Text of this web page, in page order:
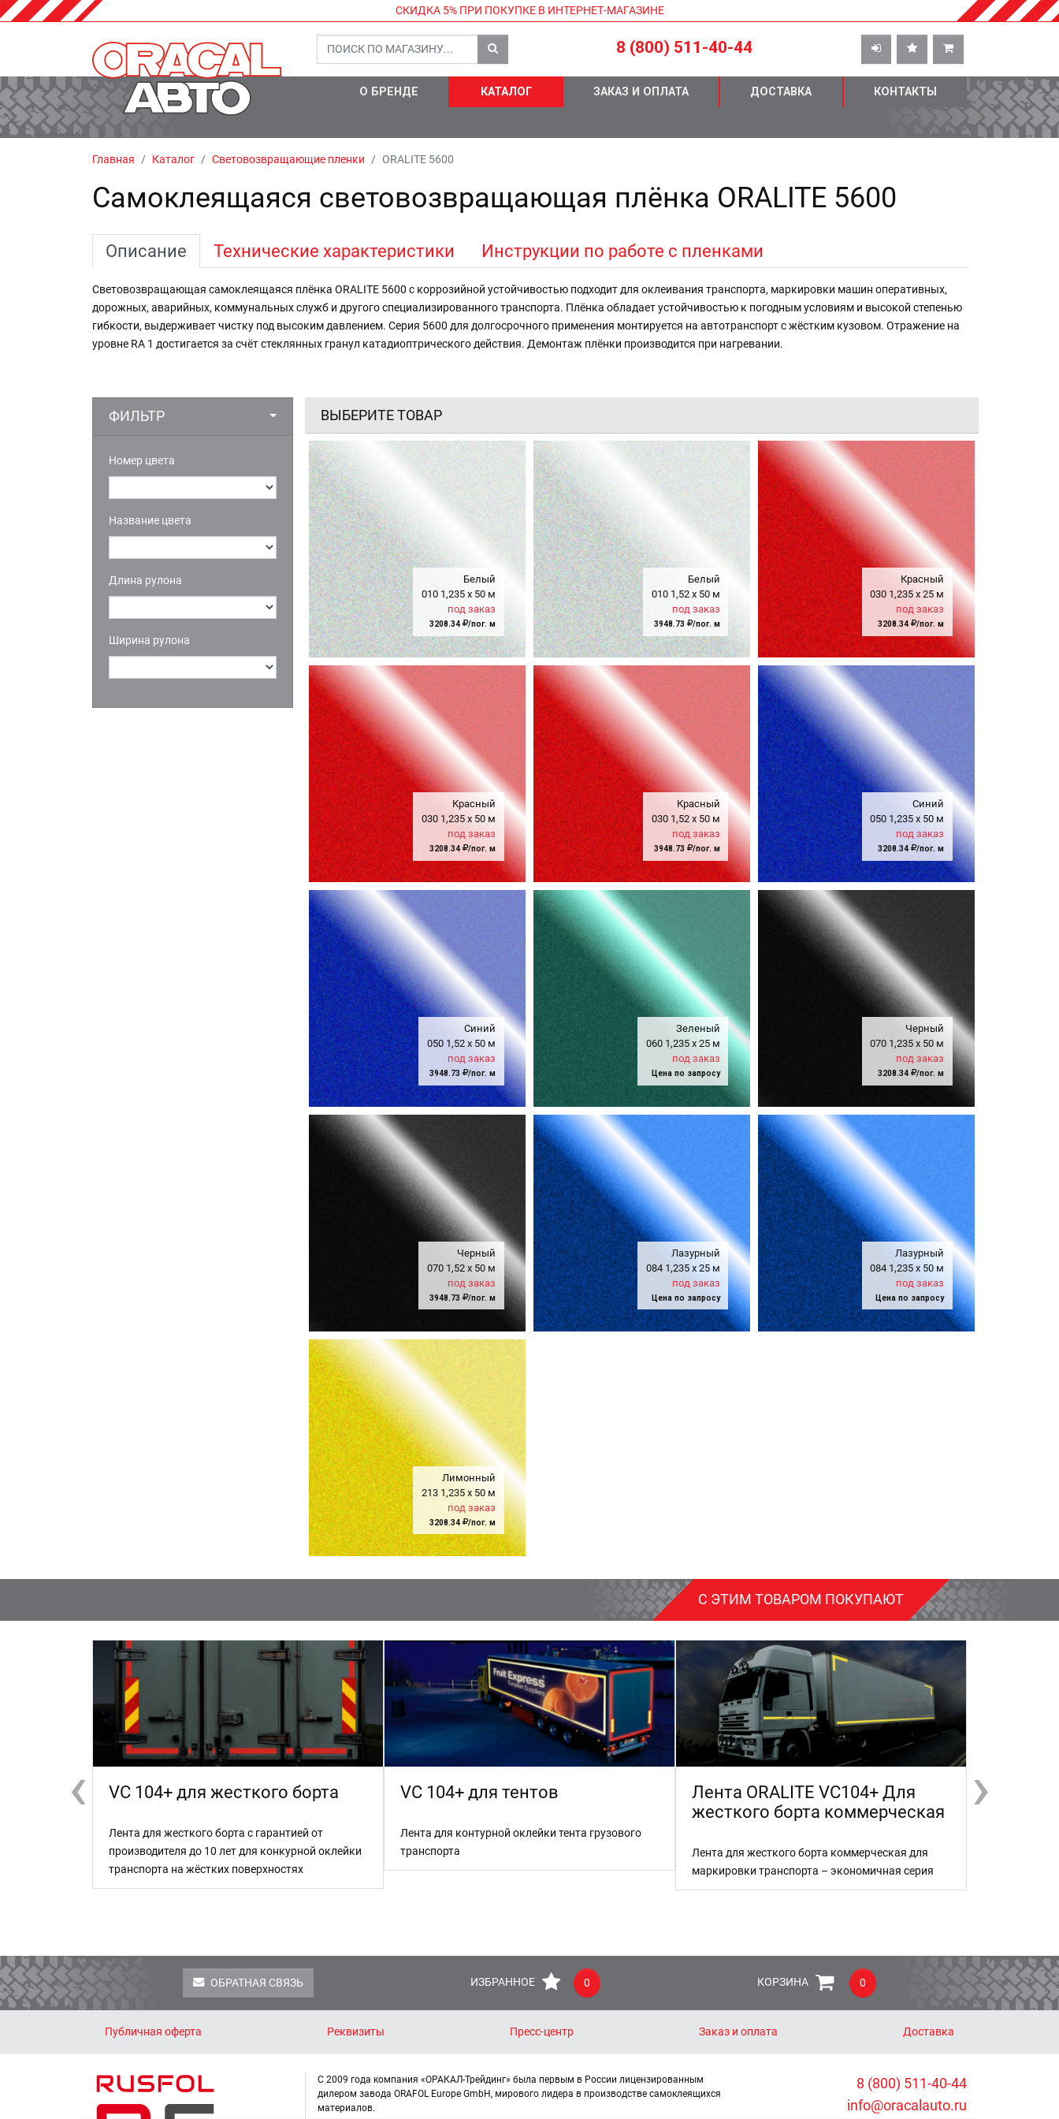
СКИДКА 5% ПРИ ПОКУПКЕ В ИНТЕРНЕТ-МАГАЗИНЕ
8 (800) 511-40-44
О БРЕНДЕ КАТАЛОГ ЗАКАЗ И ОПЛАТА ДОСТАВКА КОНТАКТЫ
Главная Каталог Световозвращающие пленки ORALITE 5600
Самоклеящаяся световозвращающая плёнка ORALITE 5600
Описание Технические характеристики Инструкции по работе с пленками
Световозвращающая самоклеящаяся плёнка ORALITE 5600 с коррозийной устойчивостью подходит для оклеивания транспорта, маркировки машин оперативных,
дорожных, аварийных, коммунальных служб и другого специализированного транспорта. Плёнка обладает устойчивостью к погодным условиям и высокой степенью
гибкости, выдерживает чистку под высоким давлением. Серия 5600 для долгосрочного применения монтируется на автотранспорт с жёстким кузовом. Отражение на
уровне RA 1 достигается за счёт стеклянных гранул катадиоптрического действия. Демонтаж плёнки производится при нагревании.
ФИЛЬТР
Номер цвета
Название цвета
Длина рулона
Ширина рулона
ВЫБЕРИТЕ ТОВАР
Белый
010 1,235x 50 м
под заказ
3208.34 /пог. м
Белый
010 1,52x 50 м
под заказ
3948.73 /пог. м
Красный
030 1,235 x25 м
под заказ
3208.34 /пог. м
Красный
030 1,235x 50 м
под заказ
3208.34 /пог. м
Красный
030 1,52x 50 м
под заказ
3948.73 /пог. м
Синий
050 1,235 x 50 м
под заказ
3208.34 /пог. м
Синий
050 1,52x 50 м
под заказ
3948.73 /пог. м
Зеленый
060 1,235x 25 м
под заказ
Цена по запросу
Черный
070 1,235 x 50 м
под заказ
3208.34 /пог. м
Черный
070 1,52x 50 м
под заказ
3948.73 /пог. м
Лазурный
084 1,235x 25 м
под заказ
Цена по запросу
Лазурный
084 1,235 x 50 м
под заказ
Цена по запросу
Лимонный
213 1,235x 50 м
под заказ
3208.34 /пог. м
С ЭТИМ ТОВАРОМ ПОКУПАЮТ
VC 104+ для жесткого борта
Лента для жесткого борта с гарантией от
производителя до 10 лет для конкурной оклейки
транспорта на жёстких поверхностях
VC 104+ для тентов
Лента для контурной оклейки тента грузового
транспорта
Лента ORALITE VC104+ Для
жесткого борта коммерческая
Лента для жесткого борта коммерческая для
маркировки транспорта – экономичная серия
VC104+
‹ ›
‹ ›
ОБРАТНАЯ СВЯЗЬ ИЗБРАННОЕ 0 КОРЗИНА 0
Публичная оферта Реквизиты Пресс-центр Заказ и оплата Доставка
С 2009 года компания «ОРАКАЛ-Трейдинг» была первым в России лицензированным
дилером завода ORAFOL Europe GmbH, мирового лидера в производстве самоклеящихся
материалов.
8 (800) 511-40-44
info@oracalauto.ru